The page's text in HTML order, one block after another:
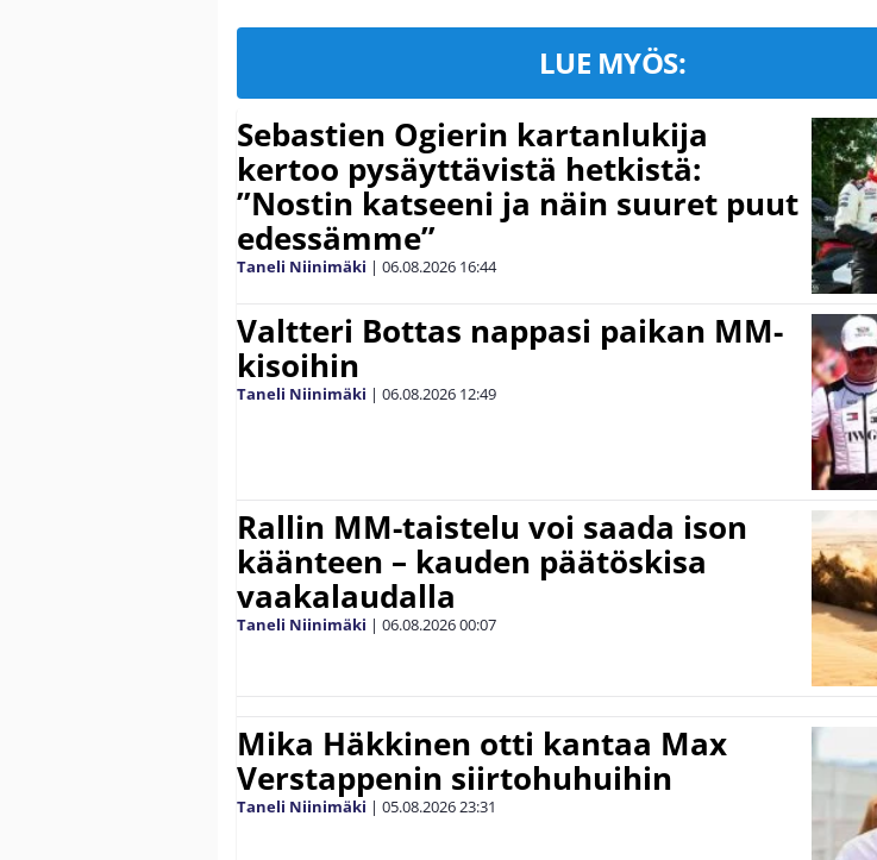
LUE MYÖS:
Sebastien Ogierin kartanlukija
kertoo pysäyttävistä hetkistä:
”Nostin katseeni ja näin suuret puut
edessämme”
Taneli Niinimäki | 06.08.2026 16:44
Valtteri Bottas nappasi paikan MM-
kisoihin
Taneli Niinimäki | 06.08.2026 12:49
Rallin MM-taistelu voi saada ison
käänteen – kauden päätöskisa
vaakalaudalla
Taneli Niinimäki | 06.08.202600:07
Mika Häkkinen otti kantaa Max
Verstappenin siirtohuhuihin
Taneli Niinimäki | 05.08.202623:31